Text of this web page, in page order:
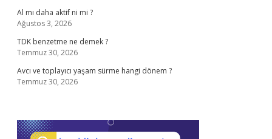
Al mı daha aktif ni mi ?
Ağustos 3, 2026
TDK benzetme ne demek ?
Temmuz 30, 2026
Avcı ve toplayıcı yaşam sürme hangi dönem ?
Temmuz 30, 2026